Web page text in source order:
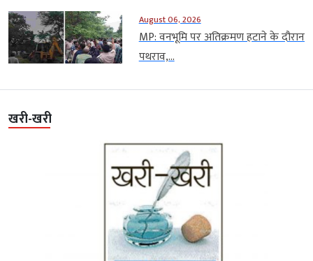
August 06, 2026
MP: वनभूमि पर अतिक्रमण हटाने के दौरान
पथराव,...
खरी-खरी